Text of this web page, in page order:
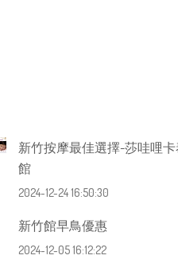
新竹按摩最佳選擇-莎哇哩
館
2024-12-24 16:50:30
新竹館早鳥優惠
2024-12-05 16:12:22